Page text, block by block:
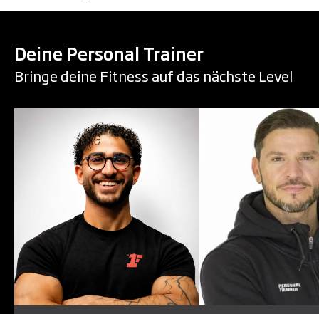
Deine Personal Trainer
Bringe deine Fitness auf das nächste Level